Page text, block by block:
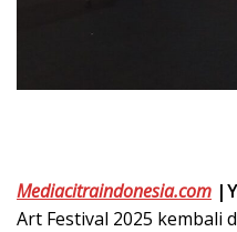
Mediacitraindonesia.com
Art Festival 2025 kembali